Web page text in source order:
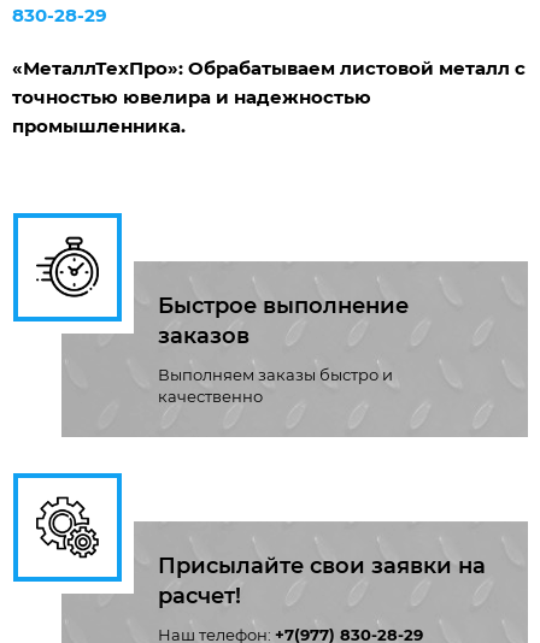
830-28-29
«МеталлТехПро»: Обрабатываем листовой металл с
точностью ювелира и надежностью
промышленника.
Быстрое выполнение
заказов
Выполняем заказы быстро и
качественно
Присылайте свои заявки на
расчет!
Наш телефон: +7(977) 830-28-29